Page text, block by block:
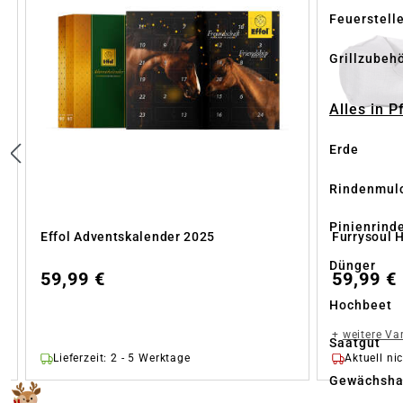
Alles in
Erde
Pinienrinde
Dünger
Hochbeet
Saatgut
Effol Adventskalender 2025
59,99 €
Lieferzeit: 2 - 5 Werktage
Furrysoul
59,99 €
+ weitere
Aktuell